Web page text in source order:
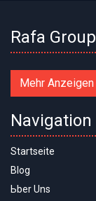
Rafa Group
Mehr Anzeigen
Navigation
Startseite
Blog
Ьber Uns